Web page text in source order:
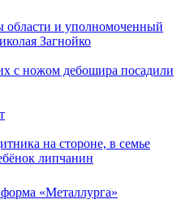
области и уполномоченный
Загнойко
с ножом дебошира посадили
на стороне, в семье
липчанин
«Металлурга»